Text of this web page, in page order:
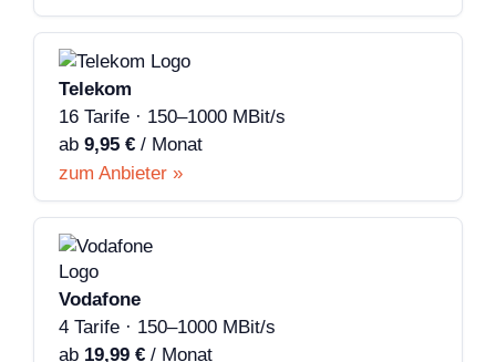
Telekom
16 Tarife · 150–1000 MBit/s
ab 9,95 € / Monat
zum Anbieter »
Vodafone
4 Tarife · 150–1000 MBit/s
ab 19,99 € / Monat